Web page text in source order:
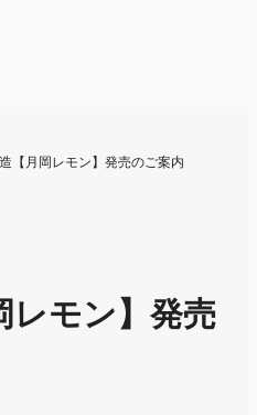
【月岡レモン】発売のご案内
レモン】発売